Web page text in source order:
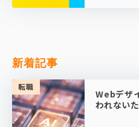
新着記事
転職
Webデザ
われない